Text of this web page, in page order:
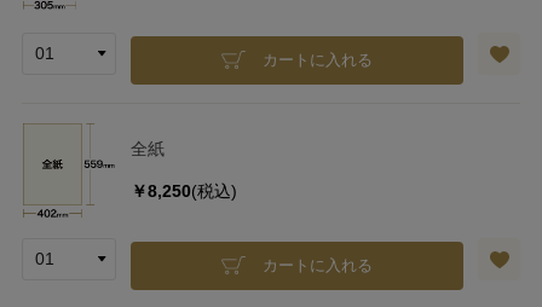
カートに入れる
全紙
￥8,250(税込)
カートに入れる